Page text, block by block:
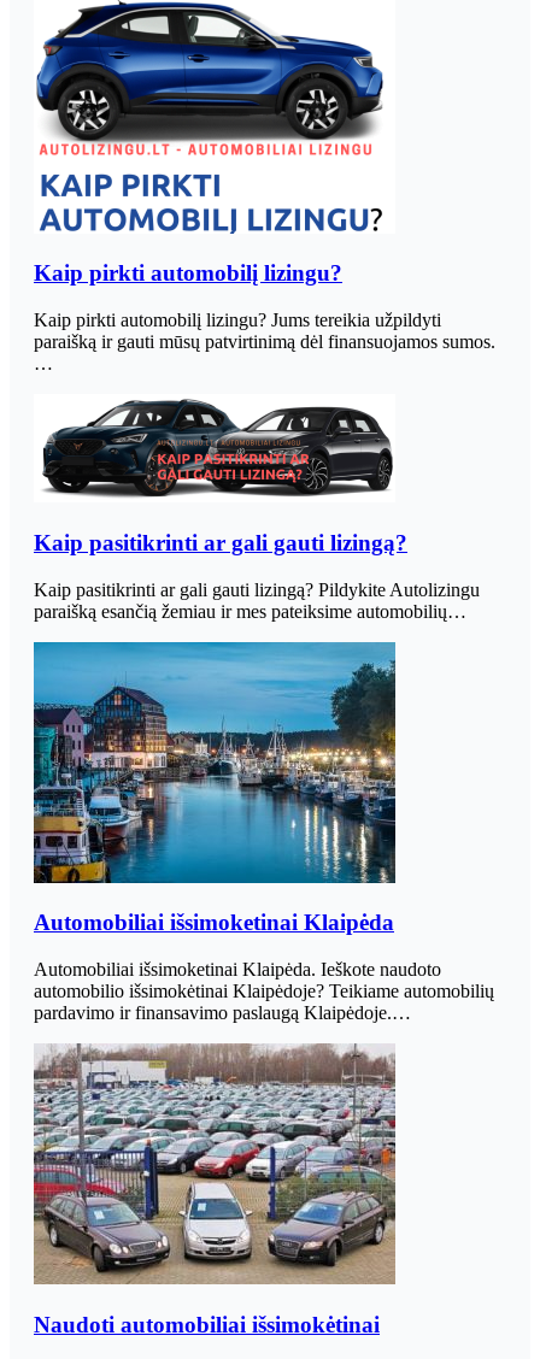
Kaip pirkti automobilį lizingu?
Kaip pirkti automobilį lizingu? Jums tereikia užpildyti
paraišką ir gauti mūsų patvirtinimą dėl finansuojamos sumos.
…
Kaip pasitikrinti ar gali gauti lizingą?
Kaip pasitikrinti ar gali gauti lizingą? Pildykite Autolizingu
paraišką esančią žemiau ir mes pateiksime automobilių…
Automobiliai išsimoketinai Klaipėda
Automobiliai išsimoketinai Klaipėda. Ieškote naudoto
automobilio išsimokėtinai Klaipėdoje? Teikiame automobilių
pardavimo ir finansavimo paslaugą Klaipėdoje.…
Naudoti automobiliai išsimokėtinai